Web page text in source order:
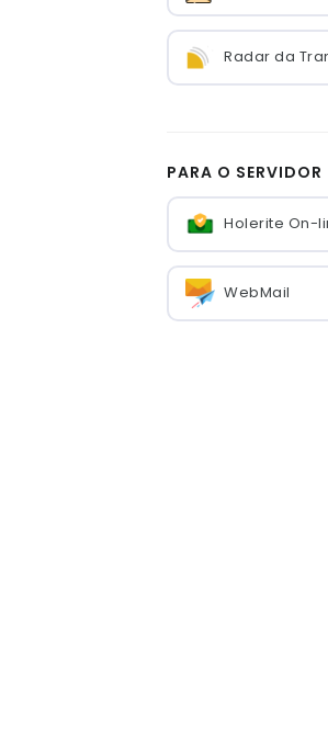
Radar da
PARA O SERVIDOR
Holerite On-
WebMail